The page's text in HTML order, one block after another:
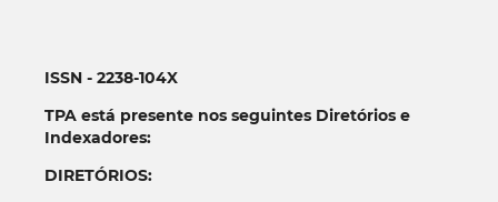
ISSN - 2238-104X
TPA está presente nos seguintes Diretórios e
Indexadores:
DIRETÓRIOS: